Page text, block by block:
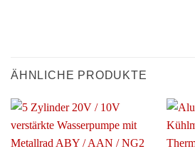
ÄHNLICHE PRODUKTE